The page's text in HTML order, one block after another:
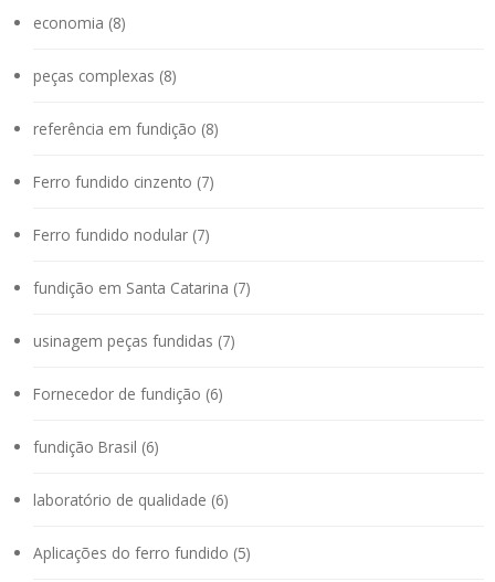
economia (8)
peças complexas (8)
referência em fundição (8)
Ferro fundido cinzento (7)
Ferro fundido nodular (7)
fundição em Santa Catarina (7)
usinagem peças fundidas (7)
Fornecedor de fundição (6)
fundição Brasil (6)
laboratório de qualidade (6)
Aplicações do ferro fundido (5)